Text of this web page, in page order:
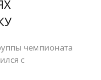
чемпионата
с